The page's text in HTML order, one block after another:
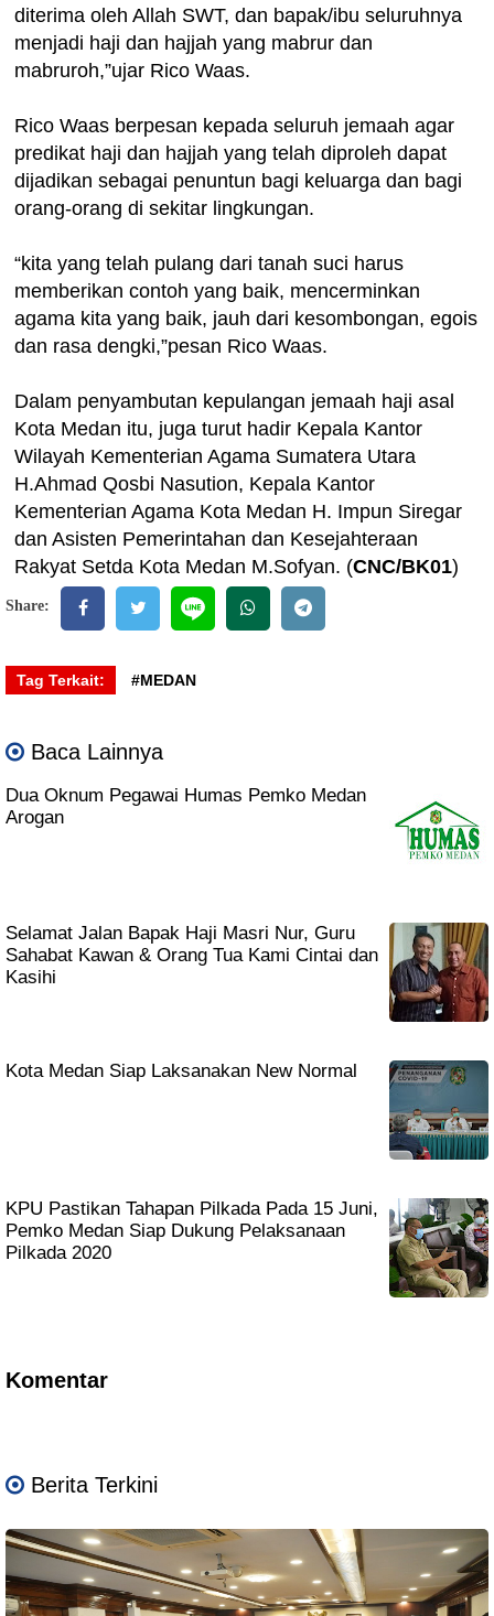
diterima oleh Allah SWT, dan bapak/ibu seluruhnya
menjadi haji dan hajjah yang mabrur dan
mabruroh,”ujar Rico Waas.
Rico Waas berpesan kepada seluruh jemaah agar
predikat haji dan hajjah yang telah diproleh dapat
dijadikan sebagai penuntun bagi keluarga dan bagi
orang-orang di sekitar lingkungan.
“kita yang telah pulang dari tanah suci harus
memberikan contoh yang baik, mencerminkan
agama kita yang baik, jauh dari kesombongan, egois
dan rasa dengki,”pesan Rico Waas.
Dalam penyambutan kepulangan jemaah haji asal
Kota Medan itu, juga turut hadir Kepala Kantor
Wilayah Kementerian Agama Sumatera Utara
H.Ahmad Qosbi Nasution, Kepala Kantor
Kementerian Agama Kota Medan H. Impun Siregar
dan Asisten Pemerintahan dan Kesejahteraan
Rakyat Setda Kota Medan M.Sofyan. (CNC/BK01)
Share:
Tag Terkait: #MEDAN
Baca Lainnya
Dua Oknum Pegawai Humas Pemko Medan
Arogan
Selamat Jalan Bapak Haji Masri Nur, Guru
Sahabat Kawan & Orang Tua Kami Cintai dan
Kasihi
Kota Medan Siap Laksanakan New Normal
KPU Pastikan Tahapan Pilkada Pada 15 Juni,
Pemko Medan Siap Dukung Pelaksanaan
Pilkada 2020
Komentar
Berita Terkini